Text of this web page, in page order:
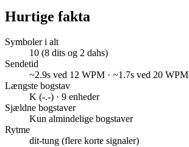
Hurtige fakta
Symboler i alt
10 (8 dits og 2 dahs)
Sendetid
~2.9s ved 12 WPM · ~1.7s ved 20 WPM
Længste bogstav
K (-.-) · 9 enheder
Sjældne bogstaver
Kun almindelige bogstaver
Rytme
dit-tung (flere korte signaler)